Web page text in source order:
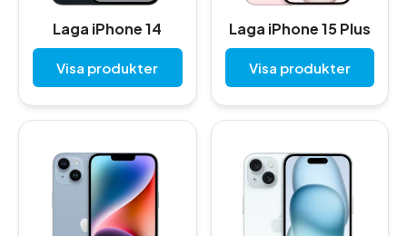
Laga iPhone 14
Visa produkter
Laga iPhone 15 Plus
Visa produkter